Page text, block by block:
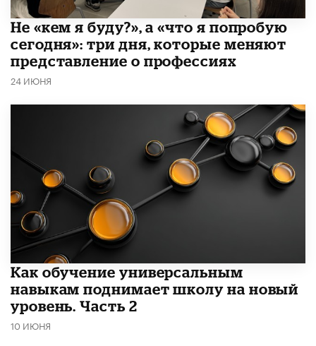
Не «кем я буду?», а «что я попробую
сегодня»: три дня, которые меняют
представление о профессиях
24 ИЮНЯ
​Как обучение универсальным
навыкам поднимает школу на новый
уровень. Часть 2
10 ИЮНЯ